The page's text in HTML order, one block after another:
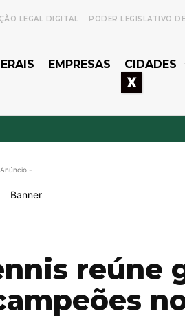
LEGAL DIGITAL PODER LEGISLATIVO
EMPRESAS CIDADES
-
reúne
X